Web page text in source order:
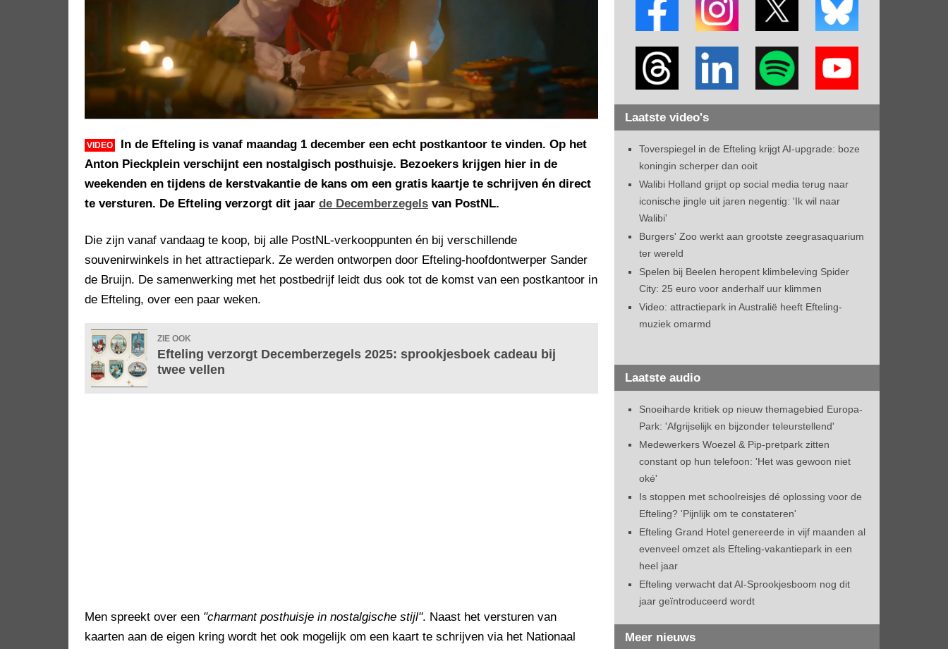
VIDEO
In de Efteling is vanaf maandag 1 december een echt postkantoor te vinden. Op het
Anton Pieckplein verschijnt een nostalgisch posthuisje. Bezoekers krijgen hier in de
weekenden en tijdens de kerstvakantie de kans om een gratis kaartje te schrijven én direct
te versturen. De Efteling verzorgt dit jaar de Decemberzegels van PostNL.
Die zijn vanaf vandaag te koop, bij alle PostNL-verkooppunten én bij verschillende
souvenirwinkels in het attractiepark. Ze werden ontworpen door Efteling-hoofdontwerper Sander
de Bruijn. De samenwerking met het postbedrijf leidt dus ook tot de komst van een postkantoor in
de Efteling, over een paar weken.
ZIE OOK
Efteling verzorgt Decemberzegels 2025: sprookjesboek cadeau bij
twee vellen
Men spreekt over een "charmant posthuisje in nostalgische stijl". Naast het versturen van
kaarten aan de eigen kring wordt het ook mogelijk om een kaart te schrijven via het Nationaal
Laatste video's
Toverspiegel in de Efteling krijgt AI-upgrade: boze
koningin scherper dan ooit
Walibi Holland grijpt op social media terug naar
iconische jingle uit jaren negentig: 'Ik wil naar
Walibi'
Burgers' Zoo werkt aan grootste zeegrasaquarium
ter wereld
Spelen bij Beelen heropent klimbeleving Spider
City: 25 euro voor anderhalf uur klimmen
Video: attractiepark in Australië heeft Efteling-
muziek omarmd
Laatste audio
Snoeiharde kritiek op nieuw themagebied Europa-
Park: 'Afgrijselijk en bijzonder teleurstellend'
Medewerkers Woezel & Pip-pretpark zitten
constant op hun telefoon: 'Het was gewoon niet
oké'
Is stoppen met schoolreisjes dé oplossing voor de
Efteling? 'Pijnlijk om te constateren'
Efteling Grand Hotel genereerde in vijf maanden al
evenveel omzet als Efteling-vakantiepark in een
heel jaar
Efteling verwacht dat AI-Sprookjesboom nog dit
jaar geïntroduceerd wordt
Meer nieuws